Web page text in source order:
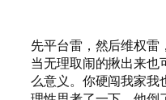
先平台雷，然后维权雷，
当无理取闹的揪出来也
么意义。你硬闯我家我也